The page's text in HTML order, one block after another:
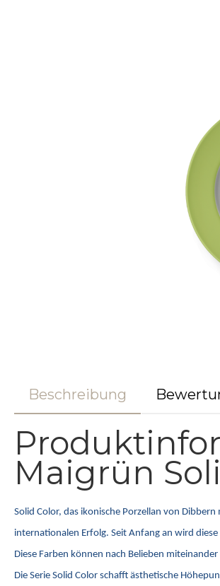
Beschreibung
Maigrün
Solid Color, das ikonische Porzellan von
internationalen Erfolg. Seit Anfang an wird
Diese Farben können nach Belieben
Die Serie Solid Color schafft ästhetische